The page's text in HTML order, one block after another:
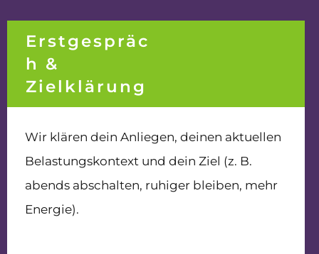
Erstgespräc
h &
Zielklärung
Wir klären dein Anliegen, deinen aktuellen
Belastungskontext und dein Ziel (z. B.
abends abschalten, ruhiger bleiben, mehr
Energie).